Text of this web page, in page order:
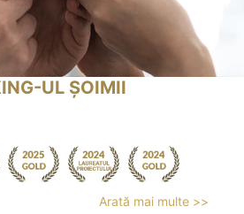
UL ȘOIMII
Arată mai multe >>